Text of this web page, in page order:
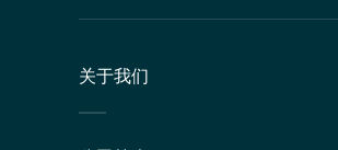
关于我们